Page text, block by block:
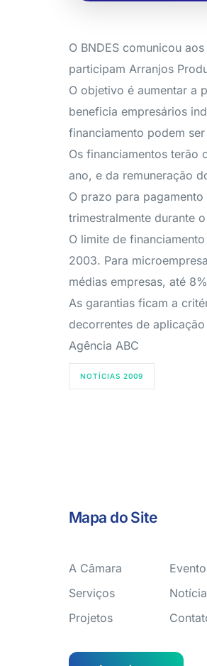
O BNDES comunicou
participam Arranjos
O objetivo é aumentar a
beneficia empresários
financiamento podem
Os financiamentos terão
ano, e da remuneração
O prazo para
trimestralmente durante
O limite de
2003. Para
médias empresas, até
As garantias ficam a
decorrentes de
Agência ABC
NOTÍCIAS 2009
Mapa do Site
A Câmara
Serviços
Projetos